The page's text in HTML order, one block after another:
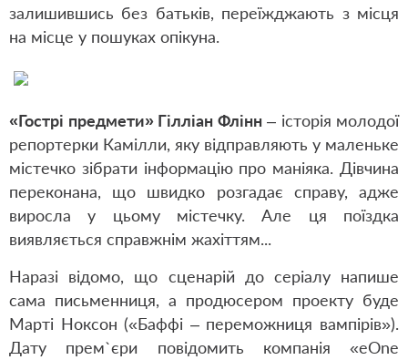
залишившись без батьків, переїжджають з місця
на місце у пошуках опікуна.
«Гострі предмети» Гілліан Флінн– історія молодої
репортерки Камілли, яку відправляють у маленьке
містечко зібрати інформацію про маніяка. Дівчина
переконана, що швидко розгадає справу, адже
виросла у цьому містечку. Але ця поїздка
виявляється справжнім жахіттям...
Наразі відомо, що сценарій до серіалу напише
сама письменниця, а продюсером проекту буде
Марті Ноксон («Баффі – переможниця вампірів»).
Дату прем`єри повідомить компанія «eOne